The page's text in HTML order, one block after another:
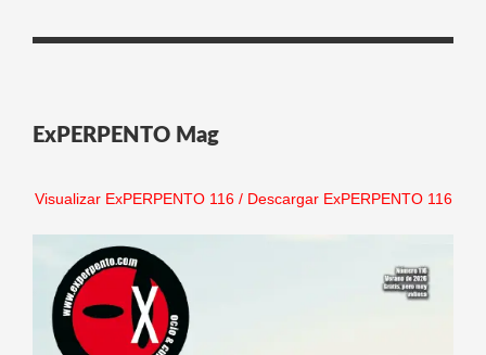
ExPERPENTO Mag
Visualizar ExPERPENTO 116/ Descargar ExPERPENTO 116